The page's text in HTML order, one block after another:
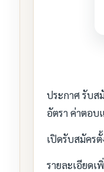
ประกาศ รับส
อัตรา ค่าตอบ
เปิดรับสมัคร
รายละเอียด